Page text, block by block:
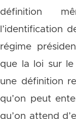
définition
l’identification
régime
que la loi sur
une définition
qu’on peut
qu’on attend